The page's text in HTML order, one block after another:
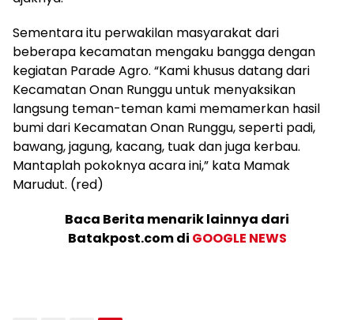
Sementara itu perwakilan masyarakat dari
beberapa kecamatan mengaku bangga dengan
kegiatan Parade Agro. “Kami khusus datang dari
Kecamatan Onan Runggu untuk menyaksikan
langsung teman-teman kami memamerkan hasil
bumi dari Kecamatan Onan Runggu, seperti padi,
bawang, jagung, kacang, tuak dan juga kerbau.
Mantaplah pokoknya acara ini,” kata Mamak
Marudut. (red)
Baca Berita menarik lainnya dari
Batakpost.com di GOOGLE NEWS